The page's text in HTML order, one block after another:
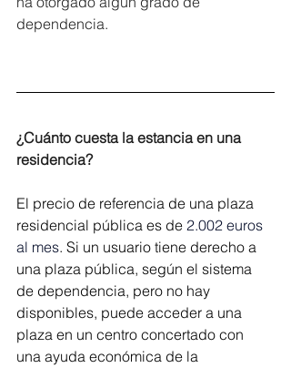
dependencia.
¿Cuánto cuesta la estancia en una
residencia?
El precio de referencia de una plaza
residencial pública es de 2.002 euros
al mes. Si un usuario tiene derecho a
una plaza pública, según el sistema
de dependencia, pero no hay
disponibles, puede acceder a una
plaza en un centro concertado con
una ayuda económica de la